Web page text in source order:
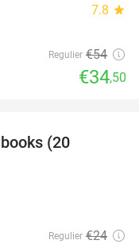
7.8 star
Regulier €54
€34,50
(20
Regulier €24